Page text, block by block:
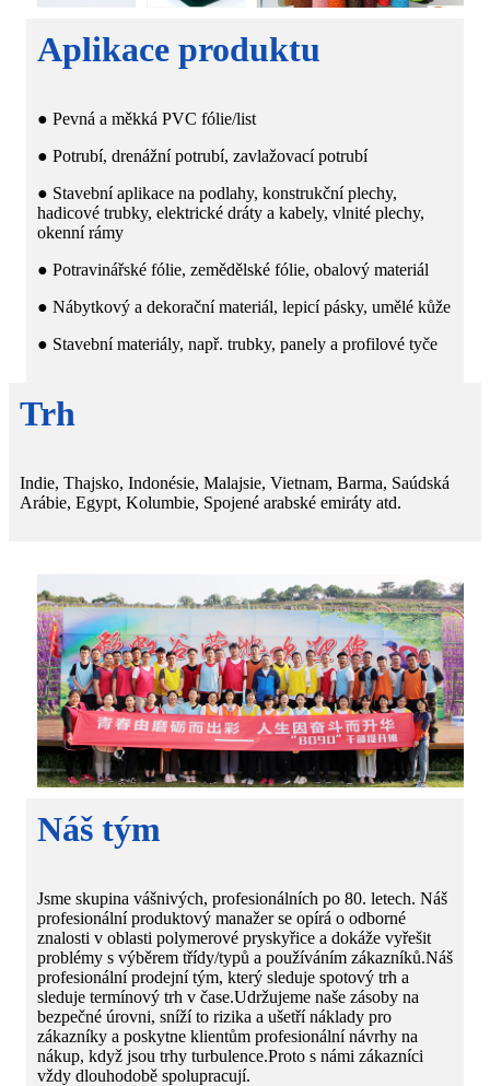
Aplikace produktu
● Pevná a měkká PVC fólie/list
● Potrubí, drenážní potrubí, zavlažovací potrubí
● Stavební aplikace na podlahy, konstrukční plechy,
hadicové trubky, elektrické dráty a kabely, vlnité plechy,
okenní rámy
● Potravinářské fólie, zemědělské fólie, obalový materiál
● Nábytkový a dekorační materiál, lepicí pásky, umělé kůže
● Stavební materiály, např. trubky, panely a profilové tyče
Trh
Indie, Thajsko, Indonésie, Malajsie, Vietnam, Barma, Saúdská
Arábie, Egypt, Kolumbie, Spojené arabské emiráty atd.
Náš tým
Jsme skupina vášnivých, profesionálních po 80. letech. Náš
profesionální produktový manažer se opírá o odborné
znalosti v oblasti polymerové pryskyřice a dokáže vyřešit
problémy s výběrem třídy/typů a používáním zákazníků.Náš
profesionální prodejní tým, který sleduje spotový trh a
sleduje termínový trh v čase.Udržujeme naše zásoby na
bezpečné úrovni, sníží to rizika a ušetří náklady pro
zákazníky a poskytne klientům profesionální návrhy na
nákup, když jsou trhy turbulence.Proto s námi zákazníci
vždy dlouhodobě spolupracují.